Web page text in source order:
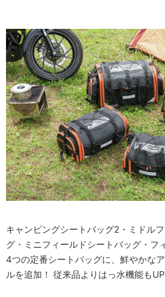
キャンピングシートバッグ2・ミドル
グ・ミニフィールドシートバッグ・フ
4つの定番シートバッグに、鮮やかな
ルを追加！ 従来品よりはっ水機能も